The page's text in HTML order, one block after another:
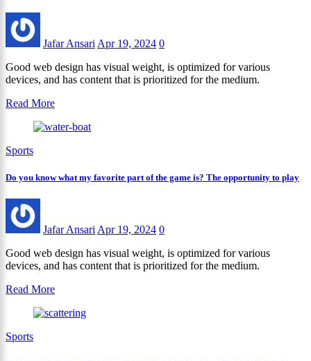
Jafar Ansari Apr 19, 2024 0
Good web design has visual weight, is optimized for various
devices, and has content that is prioritized for the medium.
Read More
Sports
Do you know what my favorite part of the game is? The opportunity to play
Jafar Ansari Apr 19, 2024 0
Good web design has visual weight, is optimized for various
devices, and has content that is prioritized for the medium.
Read More
Sports